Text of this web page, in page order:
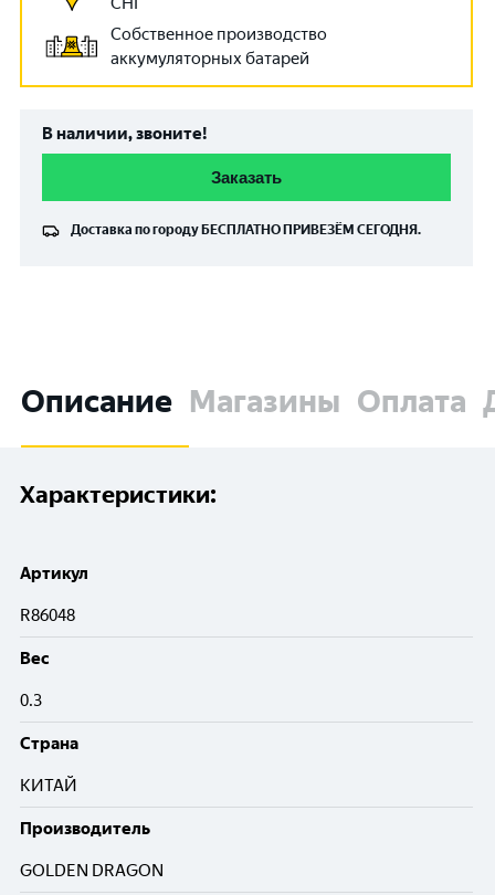
Собственное производство
аккумуляторных батарей
В наличии, звоните!
Заказать
Доставка по городу БЕСПЛАТНО ПРИВЕЗЁМ СЕГОДНЯ.
Описание Магазины Оплата
Характеристики:
Артикул
R86048
Вес
0.3
Cтрана
КИТАЙ
Производитель
GOLDEN DRAGON